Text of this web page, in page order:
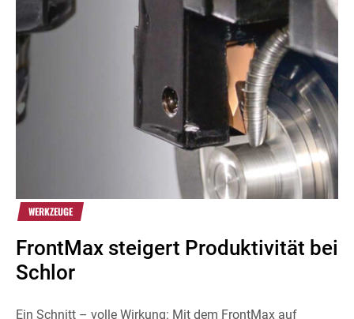
WERKZEUGE
FrontMax steigert Produktivität bei
Schlor
Ein Schnitt – volle Wirkung: Mit dem FrontMax auf